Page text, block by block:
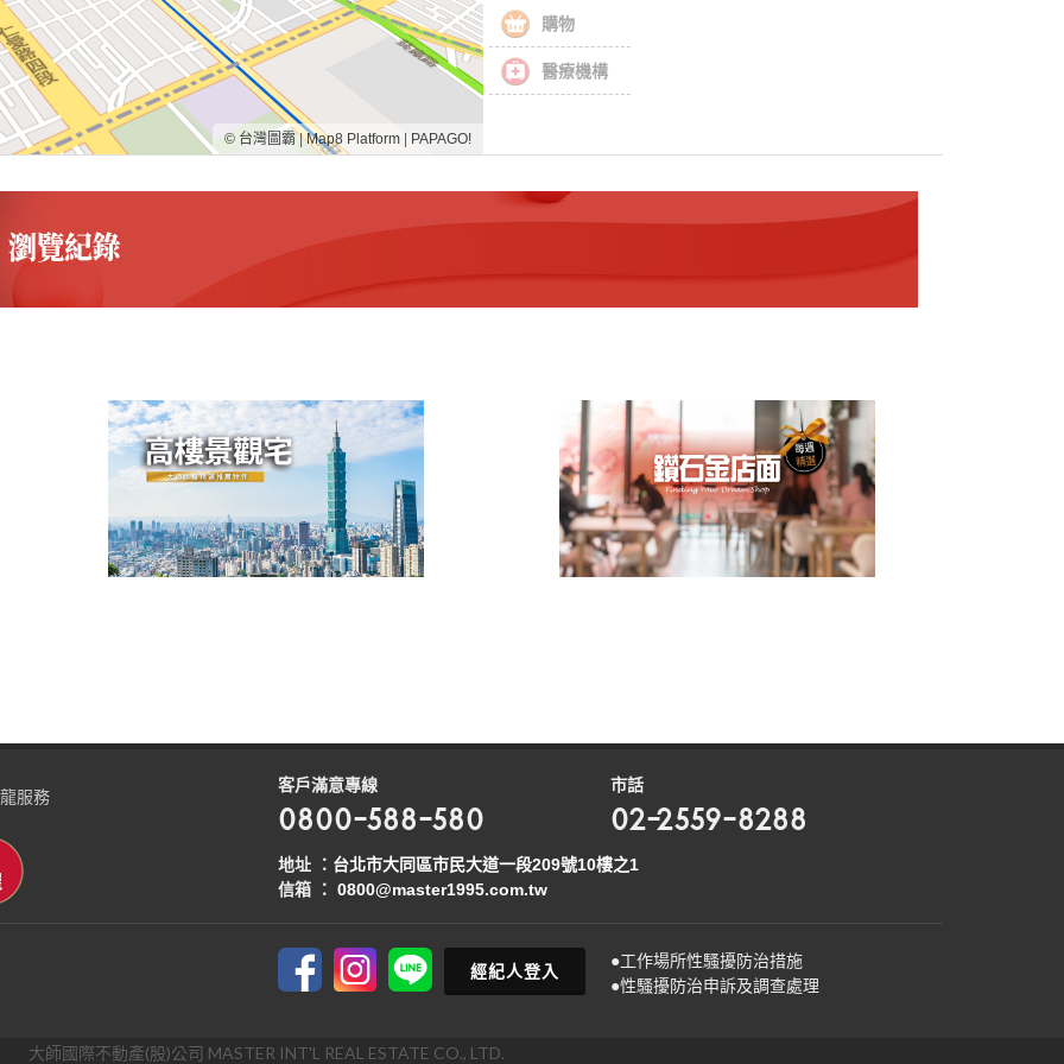
© 台灣圖霸 |Map8 Platform PAPAGO!
購物
醫療機構
服務
客戶滿意專線
0800-588-580
市話
02-2559-8288
地址 ： 台北市大同區市民大道一段209號10樓之1
信箱 ： 0800@master1995.com.tw
經紀人登入
●工作場所性騷擾防治措施
●性騷擾防治申訴及調查處理
大師國際不動產(股)公司 MASTER INT'L REAL ESTATE CO., LTD.